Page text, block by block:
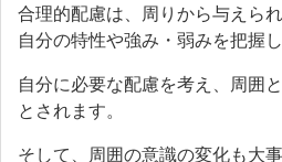
合理的配慮は、周りから与えら
自分の特性や強み・弱みを把握し
自分に必要な配慮を考え、周囲
とされます。
そして、周囲の意識の変化も大